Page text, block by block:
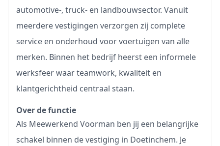
automotive-, truck- en landbouwsector. Vanuit
meerdere vestigingen verzorgen zij complete
service en onderhoud voor voertuigen van alle
merken. Binnen het bedrijf heerst een informele
werksfeer waar teamwork, kwaliteit en
klantgerichtheid centraal staan.
Over de functie
Als Meewerkend Voorman ben jij een belangrijke
schakel binnen de vestiging in Doetinchem. Je